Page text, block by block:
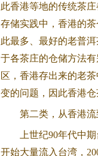
此香港等地的传统茶
存储实践中，香港的
此最多、最好的老普洱
于各茶庄的仓储方法
区，香港存出来的老
变的问题，因此香港仓
第二类，从香港
上世纪90年代中
开始大量流入台湾，